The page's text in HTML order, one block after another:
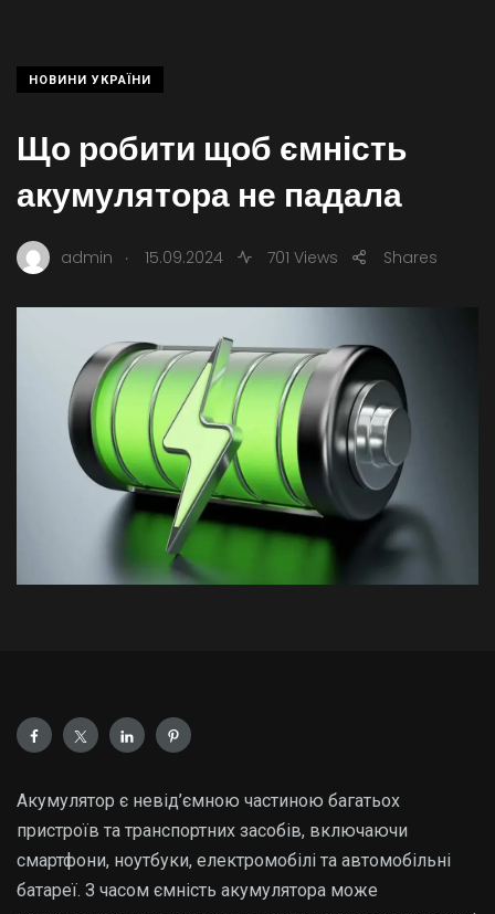
НОВИНИ УКРАЇНИ
Що робити щоб ємність
акумулятора не падала
admin . 15.09.2024 701 Views Shares
Акумулятор є невід’ємною частиною багатьох
пристроїв та транспортних засобів, включаючи
смартфони, ноутбуки, електромобілі та автомобільні
батареї. З часом ємність акумулятора може